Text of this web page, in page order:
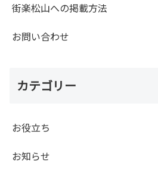
街楽松山への掲載方法
お問い合わせ
カテゴリー
お役立ち
お知らせ